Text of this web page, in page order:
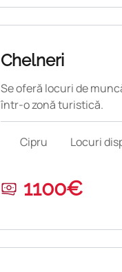
Chelneri
Se oferă locuri de
într-o zonă turistică.
Cipru Locuri
1100€